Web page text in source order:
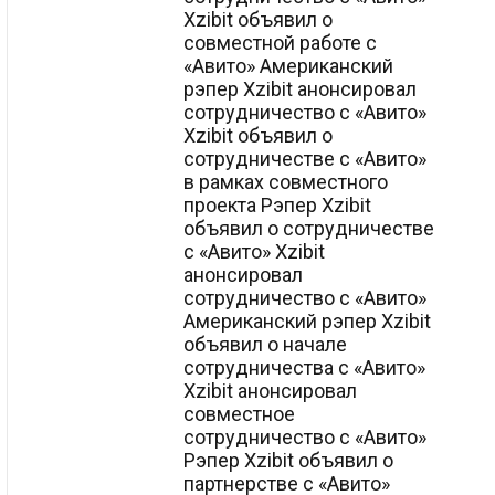
Xzibit объявил о
совместной работе с
«Авито» Американский
рэпер Xzibit анонсировал
сотрудничество с «Авито»
Xzibit объявил о
сотрудничестве с «Авито»
в рамках совместного
проекта Рэпер Xzibit
объявил о сотрудничестве
с «Авито» Xzibit
анонсировал
сотрудничество с «Авито»
Американский рэпер Xzibit
объявил о начале
сотрудничества с «Авито»
Xzibit анонсировал
совместное
сотрудничество с «Авито»
Рэпер Xzibit объявил о
партнерстве с «Авито»